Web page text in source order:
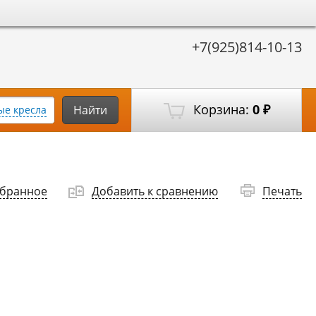
+7(925)814-10-13
Корзина: 0 ₽
кресла Найти
Добавить к сравнению Печать